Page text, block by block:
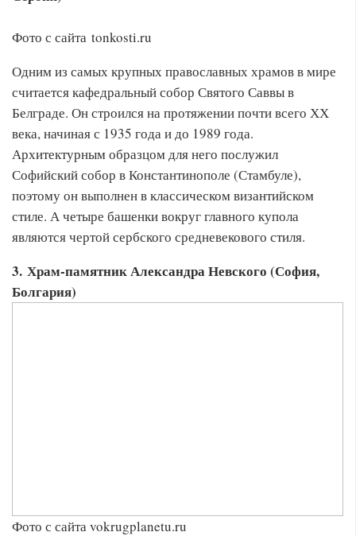
Фото с сайта tonkosti.ru
Одним из самых крупных православных храмов в мире
считается кафедральный собор Святого Саввы в
Белграде. Он строился на протяжении почти всего ХХ
века, начиная с 1935 года и до 1989 года.
Архитектурным образцом для него послужил
Софийский собор в Константинополе (Стамбуле),
поэтому он выполнен в классическом византийском
стиле. А четыре башенки вокруг главного купола
являются чертой сербского средневекового стиля.
3. Храм-памятник Александра Невского (София,
Болгария)
Фото с сайта vokrugplanetu.ru